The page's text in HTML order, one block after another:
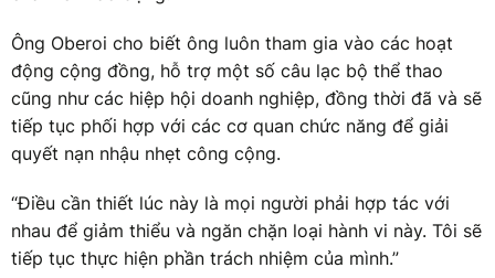
Ông Oberoi cho biết ông luôn tham gia vào các hoạt
động cộng đồng, hỗ trợ một số câu lạc bộ thể thao
cũng như các hiệp hội doanh nghiệp, đồng thời đã và sẽ
tiếp tục phối hợp với các cơ quan chức năng để giải
quyết nạn nhậu nhẹt công cộng.
“Điều cần thiết lúc này là mọi người phải hợp tác với
nhau để giảm thiểu và ngăn chặn loại hành vi này. Tôi sẽ
tiếp tục thực hiện phần trách nhiệm của mình.”